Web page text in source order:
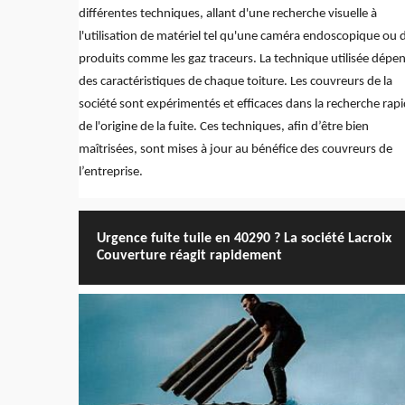
différentes techniques, allant d'une recherche visuelle à
l'utilisation de matériel tel qu'une caméra endoscopique ou
produits comme les gaz traceurs. La technique utilisée
des caractéristiques de chaque toiture. Les couvreurs de la
société sont expérimentés et efficaces dans la recherche
de l'origine de la fuite. Ces techniques, afin d’être bien
maîtrisées, sont mises à jour au bénéfice des couvreurs de
l’entreprise.
Urgence fuite tuile en 40290 ? La société Lacroix
Couverture réagit rapidement